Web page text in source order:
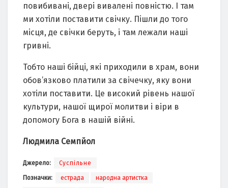
повибивані, двері вивалені повністю. І там
ми хотіли поставити свічку. Пішли до того
місця, де свічки беруть, і там лежали наші
гривні.
Тобто наші бійці, які приходили в храм, вони
обов’язково платили за свічечку, яку вони
хотіли поставити. Це високий рівень нашої
культури, нашої щирої молитви і віри в
допомогу Бога в нашій війні.
Людмила Семпйол
Джерело: Суспільне
Позначки: естрада народна артистка